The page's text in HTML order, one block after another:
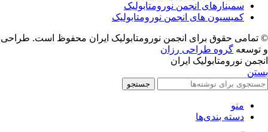
سمینارهای انجمن نورومتابولیک
کمیسیون های انجمن نورومتابولیک
© تمامی حقوق برای انجمن نورومتابولیک ایران محفوظ است. طراحی
و توسعه گروه طراحی رزان
انجمن نورومتابولیک ایران
بستن
جستجو
منو
دسته بندی‌ها